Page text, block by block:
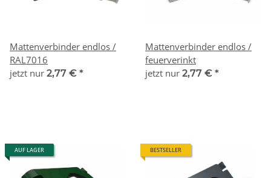
Mattenverbinder endlos /
RAL7016
jetzt nur 2,77 € *
Mattenverbinder endlos /
feuerverinkt
jetzt nur 2,77 € *
AUF LAGER BESTSELLER